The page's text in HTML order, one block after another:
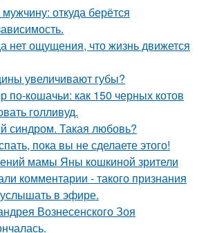
откуда берётся
нет ощущения, что жизнь движется
увеличивают губы?
по-кошачьи: как 150 черных котов
голливуд.
синдром. Такая любовь?
пока вы не сделаете этого!
мамы Яны кошкиной зрители
комментарии - такого признания
в эфире.
Вознесенского Зоя